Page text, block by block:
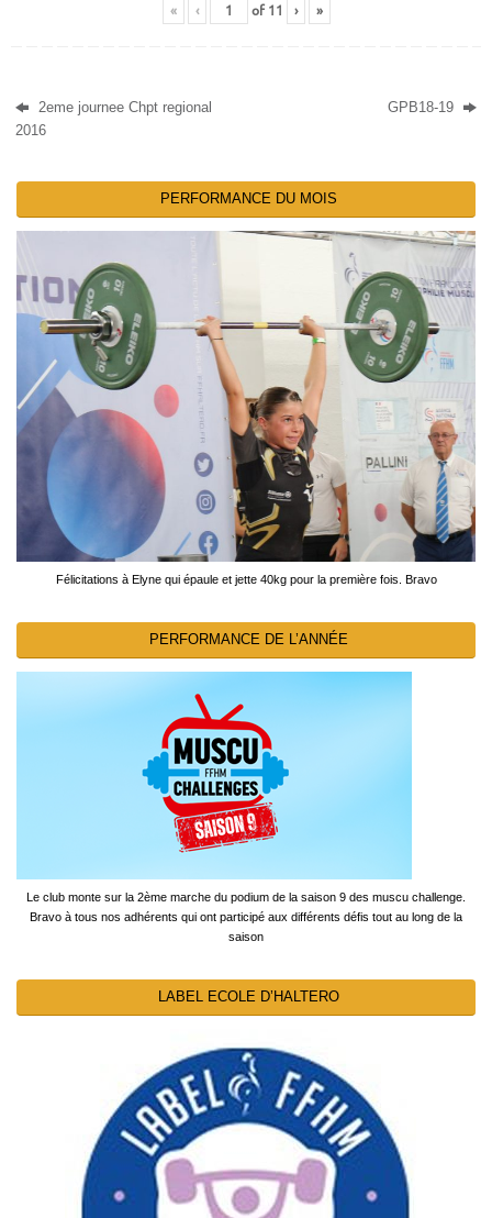
« ‹ of 11 › »
2eme journee Chpt regional
2016
GPB18-19
PERFORMANCE DU MOIS
Félicitations à Elyne qui épaule et jette 40kg pour la première fois. Bravo
PERFORMANCE DE L’ANNÉE
Le club monte sur la 2ème marche du podium de la saison 9 des muscu challenge.
Bravo à tous nos adhérents qui ont participé aux différents défis tout au long de la
saison
LABEL ECOLE D’HALTERO